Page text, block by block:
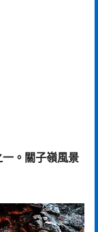
一。關子嶺風景